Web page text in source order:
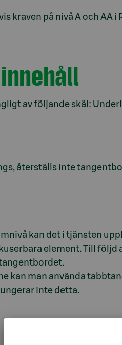
kraven på nivå A och AA
av följande skäl:
återställs inte
kan det i tjänsten
element. Till
kan man använda
inte detta.